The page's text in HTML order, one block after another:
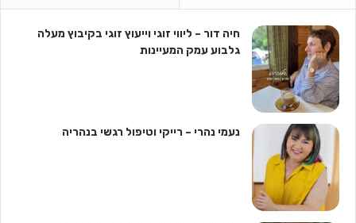
חיה דור – ליווי זוגי וייעוץ זוגי בקיבוץ מעלה
גלבוע עמק המעיינות
נעמי נהרי – רייקי וטיפול רגשי בנהריה